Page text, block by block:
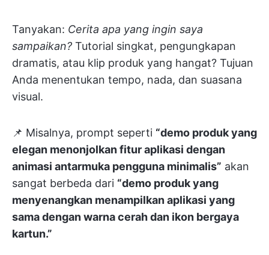
Tanyakan: Cerita apa yang ingin saya
sampaikan? Tutorial singkat, pengungkapan
dramatis, atau klip produk yang hangat? Tujuan
Anda menentukan tempo, nada, dan suasana
visual.
📌 Misalnya, prompt seperti “demo produk yang
elegan menonjolkan fitur aplikasi dengan
animasi antarmuka pengguna minimalis” akan
sangat berbeda dari “demo produk yang
menyenangkan menampilkan aplikasi yang
sama dengan warna cerah dan ikon bergaya
kartun.”